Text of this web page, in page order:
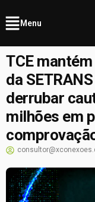
Menu
TCE
da
derrubar
milhões em